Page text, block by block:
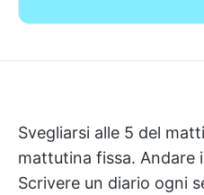
Svegliarsi alle 5 del
mattutina fissa. Andare
Scrivere un diario ogni